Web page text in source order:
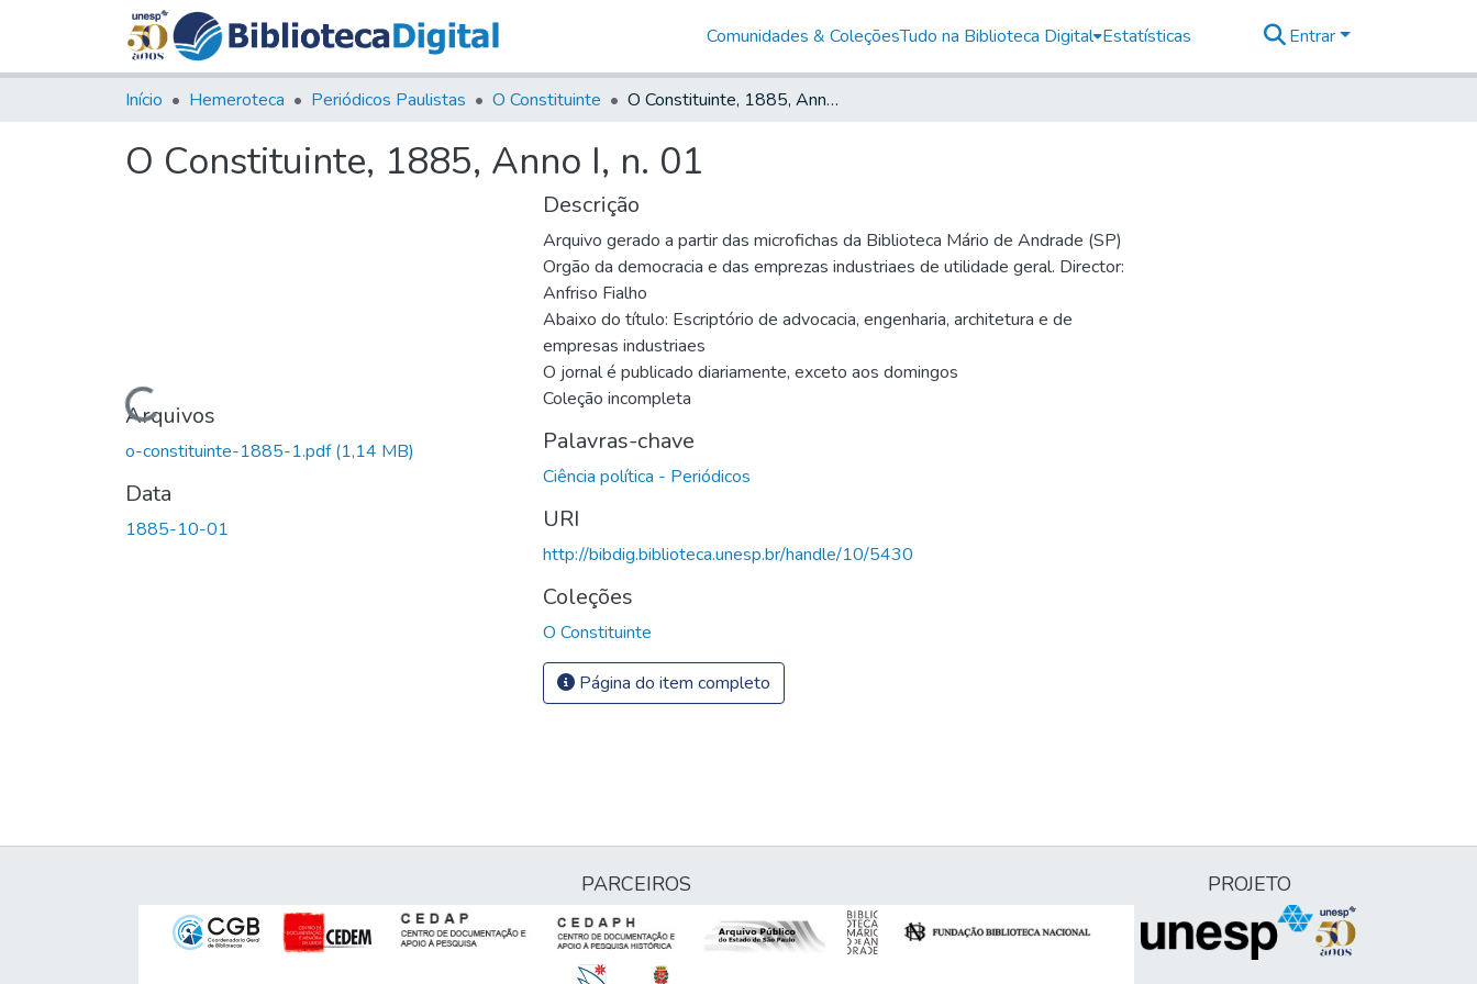
Comunidades & ColeçõesTudo na Biblioteca Digital Estatísticas Entrar
Início Hemeroteca Periódicos Paulistas O Constituinte O Constituinte, 1885, Anno I, n. 01
O Constituinte, 1885, Anno I, n. 01
Carregando...
Arquivos
o-constituinte-1885-1.pdf(1,14 MB)
Data
1885-10-01
Descrição
Arquivo gerado a partir das microfichas da Biblioteca Mário de Andrade (SP)
Orgão da democracia e das emprezas industriaes de utilidade geral. Director:
Anfriso Fialho
Abaixo do título: Escriptório de advocacia, engenharia, architetura e de
empresas industriaes
O jornal é publicado diariamente, exceto aos domingos
Coleção incompleta
Palavras-chave
Ciência política - Periódicos
URI
http://bibdig.biblioteca.unesp.br/handle/10/5430
Coleções
O Constituinte
Página do item completo
PARCEIROS PROJETO